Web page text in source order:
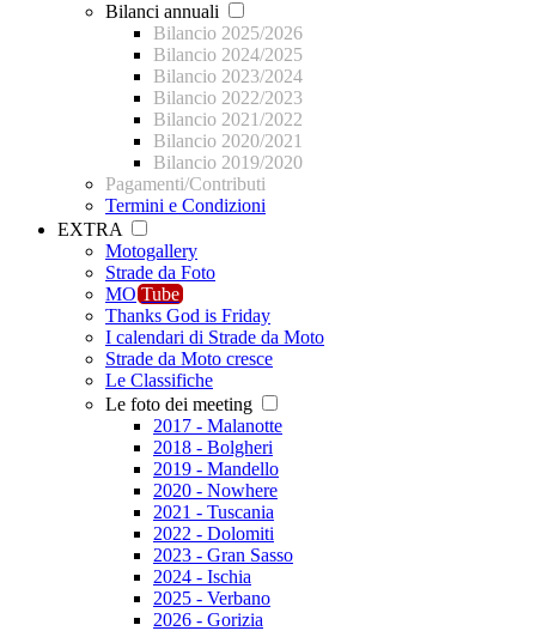
Bilanci annuali
Bilancio 2025/2026
Bilancio 2024/2025
Bilancio 2023/2024
Bilancio 2022/2023
Bilancio 2021/2022
Bilancio 2020/2021
Bilancio 2019/2020
Pagamenti/Contributi
Termini e Condizioni
EXTRA
Motogallery
Strade da Foto
MO Tube
Thanks God is Friday
I calendari di Strade da Moto
Strade da Moto cresce
Le Classifiche
Le foto dei meeting
2017 - Malanotte
2018 - Bolgheri
2019 - Mandello
2020 - Nowhere
2021 - Tuscania
2022 - Dolomiti
2023 - Gran Sasso
2024 - Ischia
2025 - Verbano
2026 - Gorizia